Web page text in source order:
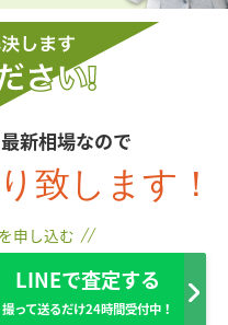
新相場なので
致します！
申し込む
LINEで査定する
撮って送るだけ24時間受付中！